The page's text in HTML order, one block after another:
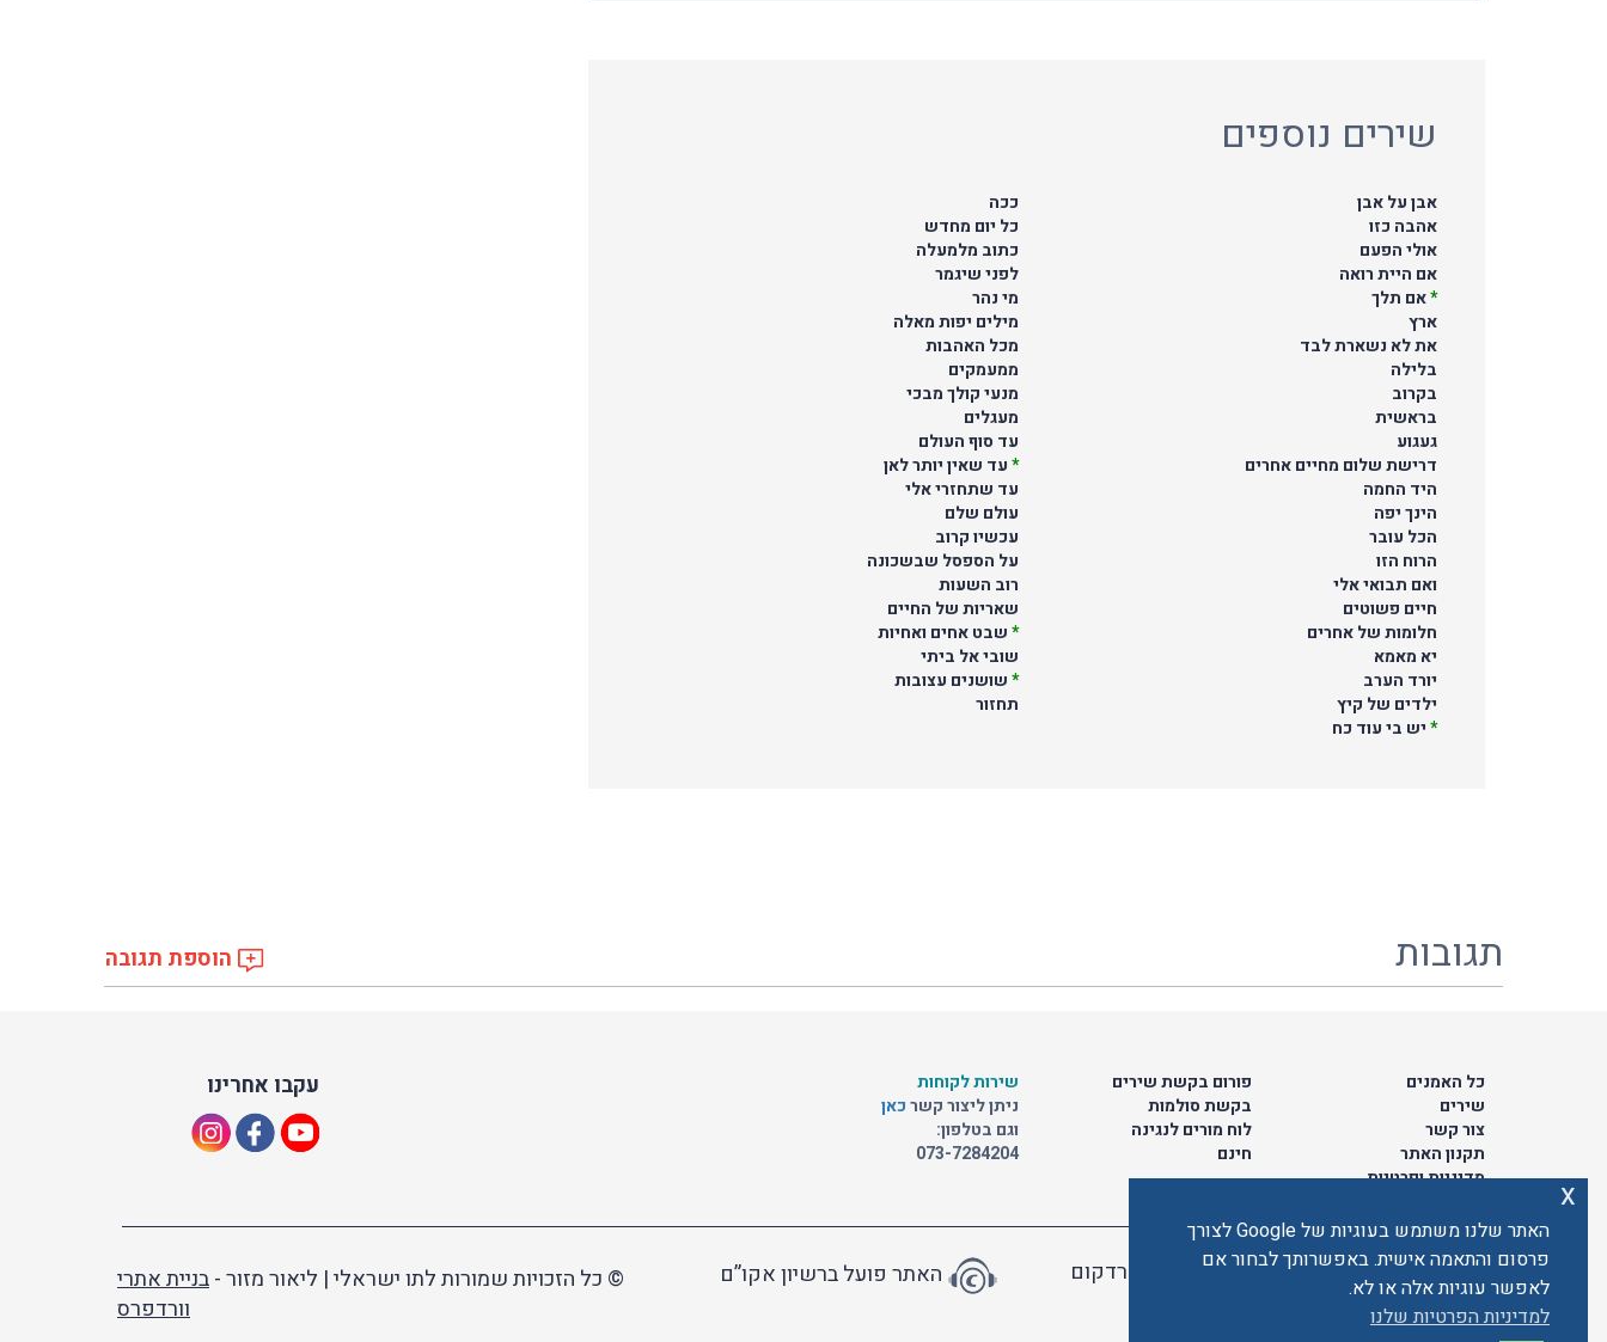
שירים נוספים
ככה
כל יום מחדש
כתוב מלמעלה
לפני שיגמר
מי נהר
מילים יפות מאלה
מכל האהבות
ממעמקים
מנעי קולך מבכי
מעגלים
עד סוף העולם
*עד שאין יותר לאן
עד שתחזרי אלי
עולם שלם
עכשיו קרוב
על הספסל שבשכונה
רוב השעות
שאריות של החיים
*שבט אחים ואחיות
שובי אל ביתי
*שושנים עצובות
תחזור
אבן על אבן
אהבה כזו
אולי הפעם
אם היית רואה
*אם תלך
ארץ
את לא נשארת לבד
בלילה
בקרוב
בראשית
געגוע
דרישת שלום מחיים אחרים
היד החמה
הינך יפה
הכל עובר
הרוח הזו
ואם תבואי אלי
חיים פשוטים
חלומות של אחרים
יא מאמא
יורד הערב
ילדים של קיץ
*יש בי עוד כח
תגובות הוספת תגובה
עקבו אחרינו
שירות לקוחות
ניתן ליצור קשרכאן
וגם בטלפון:
073-7284204
פורום בקשת שירים
בקשת סולמות
לוח מורים לנגינה
חינם
כל האמנים
שירים
צור קשר
תקנון האתר
מדיניות ופרטיות
© כל הזכויות שמורות לתו ישראלי | ליאור מזור -בניית אתרי
וורדפרס
האתר פועל ברשיון אקו”ם האתר מאובטח ע"י קארדקום
האתר שלנו משתמש בעוגיות של Google לצורך
פרסום והתאמה אישית. באפשרותך לבחור אם
לאפשר עוגיות אלה או לא.
למדיניות הפרטיות שלנו
x